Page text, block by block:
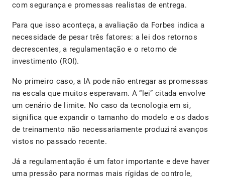
com segurança e promessas realistas de entrega.
Para que isso aconteça, a avaliação da Forbes indica a
necessidade de pesar três fatores: a lei dos retornos
decrescentes, a regulamentação e o retorno de
investimento (ROI).
No primeiro caso, a IA pode não entregar as promessas
na escala que muitos esperavam. A “lei” citada envolve
um cenário de limite. No caso da tecnologia em si,
significa que expandir o tamanho do modelo e os dados
de treinamento não necessariamente produzirá avanços
vistos no passado recente.
Já a regulamentação é um fator importante e deve haver
uma pressão para normas mais rígidas de controle,